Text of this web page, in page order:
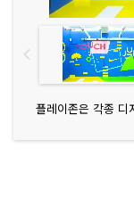
플레이존은 각종 디